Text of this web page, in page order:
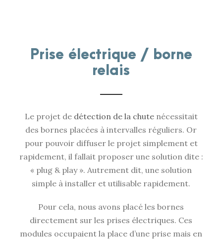
Prise électrique / borne
relais
Le projet de détection de la chutenécessitait
des bornes placées à intervalles réguliers. Or
pour pouvoir diffuser le projet simplement et
rapidement, il fallait proposer une solution dite :
« plug & play ». Autrement dit, une solution
simple à installer et utilisable rapidement.
Pour cela, nous avons placé les bornes
directement sur les prises électriques. Ces
modules occupaient la place d’une prise mais en